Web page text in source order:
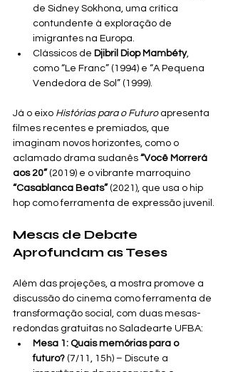
de Sidney Sokhona, uma crítica
contundente à exploração de
imigrantes na Europa.
Clássicos de Djibril Diop Mambéty,
como “Le Franc” (1994) e “A Pequena
Vendedora de Sol” (1999).
Já o eixo Histórias para o Futuro apresenta
filmes recentes e premiados, que
imaginam novos horizontes, como o
aclamado drama sudanês “Você Morrerá
aos 20” (2019) e o vibrante marroquino
“Casablanca Beats” (2021), que usa o hip
hop como ferramenta de expressão juvenil.
Mesas de Debate
Aprofundam as Teses
Além das projeções, a mostra promove a
discussão do cinema como ferramenta de
transformação social, com duas mesas-
redondas gratuitas no Saladearte UFBA:
Mesa 1: Quais memórias para o
futuro? (7/11, 15h) – Discute a